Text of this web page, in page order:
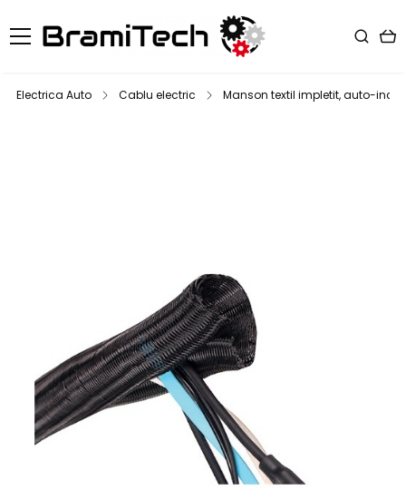
Electrica Auto Cablu electric Manson textil impletit, auto-